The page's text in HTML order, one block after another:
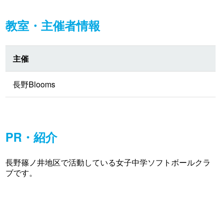
教室・主催者情報
主催
長野Blooms
PR・紹介
長野篠ノ井地区で活動している女子中学ソフトボールクラ
ブです。